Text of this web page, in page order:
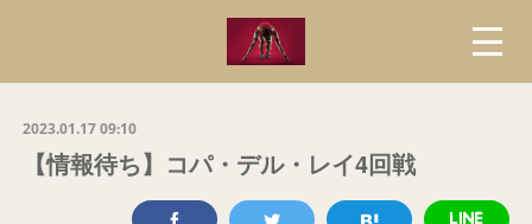
2023.01.17 09:10
【情報待ち】コパ・デル・レイ4回戦